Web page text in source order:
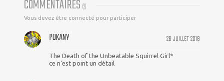
COMMENTAIRES (2)
Vous devez être connecté pour participer
26 JUILLET 2018
POKANY
The Death of the Unbeatable Squirrel Girl*
ce n'est point un détail